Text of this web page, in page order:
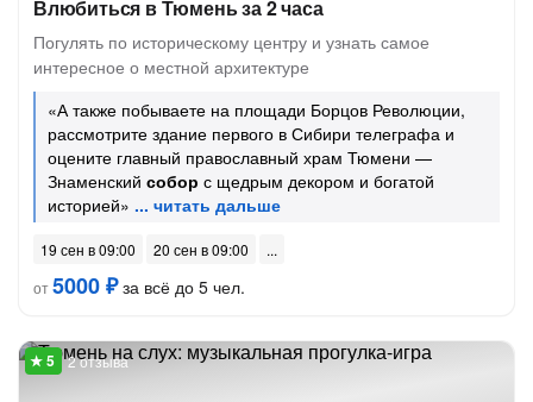
Влюбиться в Тюмень за 2 часа
Погулять по историческому центру и узнать самое
интересное о местной архитектуре
«А также побываете на площади Борцов Революции,
рассмотрите здание первого в Сибири телеграфа и
оцените главный православный храм Тюмени —
Знаменский собор с щедрым декором и богатой
историей»
19 сен в 09:00
20 сен в 09:00
от5000 ₽за всё до 5 чел.
2 отзыва